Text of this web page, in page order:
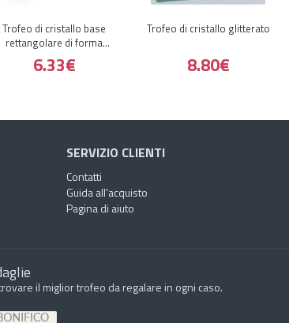
Trofeo di cristallo base
rettangolare di forma
rettangolare
6.33€
Trofeo di cristallo glitterato
8.80€
SERVIZIO CLIENTI
Contatti
Guida all'acquisto
Pagina di aiuto
il miglior trofeo da regalare in ogni caso.